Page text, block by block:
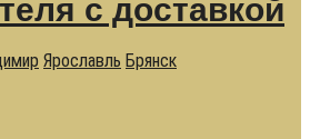
Ярославль Брянск